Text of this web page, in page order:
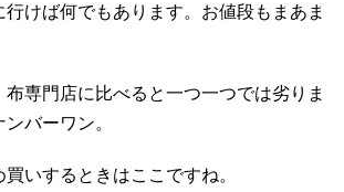
行けば何でもあります。お値段もまあま
布専門店に比べると一つ一つでは劣りま
バーワン。
いするときはここですね。